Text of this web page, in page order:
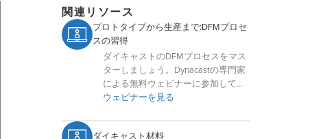
関連リソース
プロトタイプから生産まで:DFMプロセ
スの習得
ダイキャストのDFMプロセスをマス
ターしましょう。Dynacastの専門家
による無料ウェビナーに参加して、
部品の最適化、コスト削減、市場投
ウェビナーを見る
ダイキャスト材料